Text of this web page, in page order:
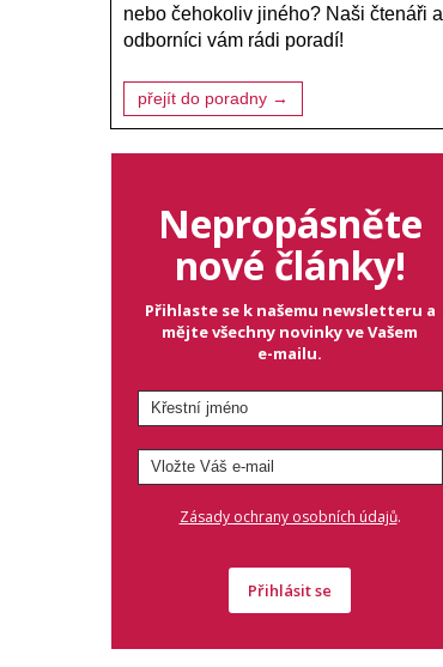
nebo čehokoliv jiného? Naši čtenáři a
odborníci vám rádi poradí!
přejít do poradny →
Nepropásněte
nové články!
Přihlaste se k našemu newsletteru a
mějte všechny novinky ve Vašem
e-mailu.
Zásady ochrany osobních údajů.
Přihlásit se